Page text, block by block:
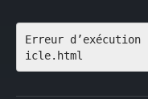
Erreur
icle.html